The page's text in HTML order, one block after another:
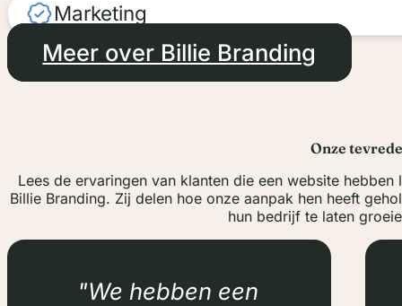
Marketing
Meer over Billie Branding
Onze
Lees de ervaringen van klanten die een website
Billie Branding. Zij delen hoe onze aanpak hen heeft
hun bedrijf te laten
We hebben een